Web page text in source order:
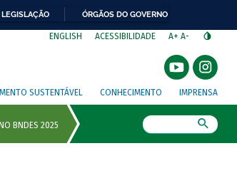
LEGISLAÇÃO ÓRGÃOS DO GOVERNO
ENGLISH ACESSIBILIDADE A+ A-
SUSTENTÁVEL CONHECIMENTO IMPRENSA